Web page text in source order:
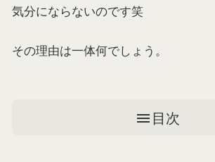
気分にならないのです笑
その理由は一体何でしょう。
目次